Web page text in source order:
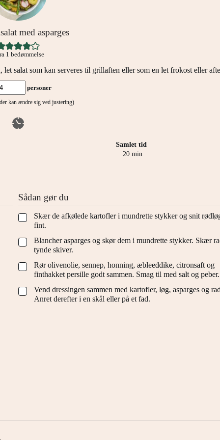
med asparges
1 bedømmelse
salat som kan serveres til grillaften eller som en let frokost eller
personer
kan ændre sig ved justering)
Samlet tid
20minutter
min
Sådan gør du
▢
Skær de afkølede kartofler i mundrette stykker og snit
fint.
▢
Blancher asparges og skør dem i mundrette stykker. Skær
tynde skiver.
▢
Rør olivenolie, sennep, honning, æbleeddike, citronsaft og
finthakket persille godt sammen. Smag til med salt og peber.
▢
Vend dressingen sammen med kartofler, løg, asparges og
Anret derefter i en skål eller på et fad.